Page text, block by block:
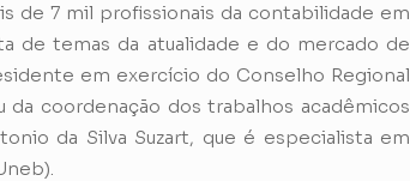
de 7 mil profissionais da contabilidade em
de temas da atualidade e do mercado de
em exercício do Conselho Regional
da coordenação dos trabalhos acadêmicos
da Silva Suzart, que é especialista em